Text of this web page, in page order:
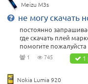
Meizu M3s
не могу скачать
постоянно
где скачать плей
помогите пожалуйста
1 745
Nokia Lumia 920